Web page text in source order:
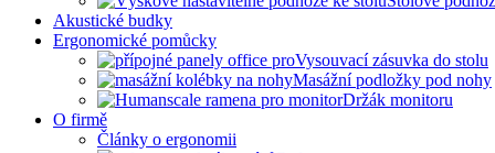
Akustické budky
Ergonomické pomůcky
Vysouvací zásuvka do stolu
Masážní podložky pod nohy
Držák monitoru
O firmě
Články o ergonomii